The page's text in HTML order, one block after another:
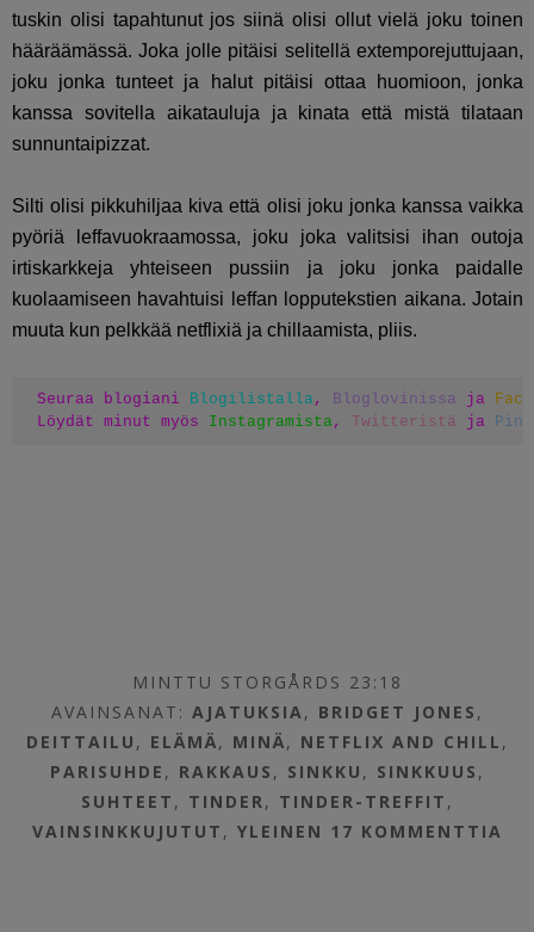
tuskin olisi tapahtunut jos siinä olisi ollut vielä joku toinen
hääräämässä. Joka jolle pitäisi selitellä extemporejuttujaan,
joku jonka tunteet ja halut pitäisi ottaa huomioon, jonka
kanssa sovitella aikatauluja ja kinata että mistä tilataan
sunnuntaipizzat.
Silti olisi pikkuhiljaa kiva että olisi joku jonka kanssa vaikka
pyöriä leffavuokraamossa, joku joka valitsisi ihan outoja
irtiskarkkeja yhteiseen pussiin ja joku jonka paidalle
kuolaamiseen havahtuisi leffan lopputekstien aikana. Jotain
muuta kun pelkkää netflixiä ja chillaamista, pliis.
Seuraa blogiani Blogilistalla, Bloglovinissa ja
Löydät minut myös Instagramista, Twitteristä ja
MINTTU STORGÅRDS 23:18
AVAINSANAT:AJATUKSIA, BRIDGET JONES ,
DEITTAILU , ELÄMÄ, MINÄ, NETFLIX AND CHILL ,
PARISUHDE , RAKKAUS , SINKKU , SINKKUUS ,
SUHTEET , TINDER, TINDER-TREFFIT ,
VAINSINKKUJUTUT ,YLEINEN 17 KOMMENTTIA